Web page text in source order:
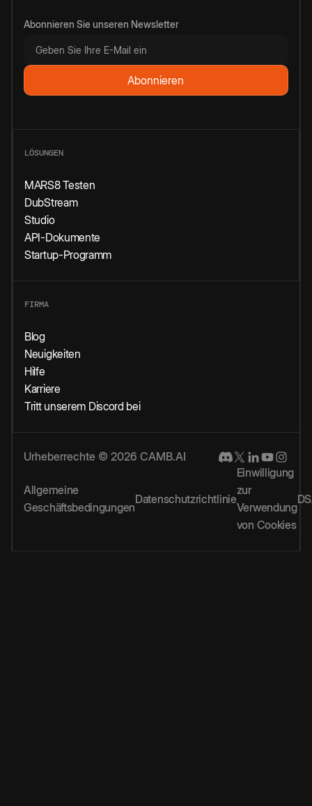
Abonnieren Sie unseren Newsletter
LÖSUNGEN
MARS8 Testen
DubStream
Studio
API-Dokumente
Startup-Programm
FIRMA
Blog
Neuigkeiten
Hilfe
Karriere
Tritt unserem Discord bei
Urheberrechte © 2026 CAMB.AI
Allgemeine
Geschäftsbedingungen
Datenschutzrichtlinie
Einwilligung
zur
Verwendung
von Cookies